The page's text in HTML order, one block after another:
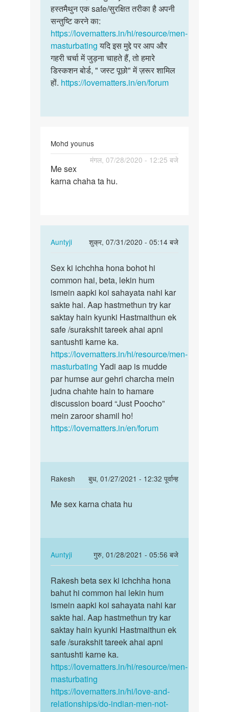
करना
चाहता
हूं
कि…
by
शैलेन्द्र
कुमार
बहुत
ही
common…
हस्तमैथुन एक safe/सुरक्षित तरीका है अपनी
सन्तुष्टि करने का:
https://lovematters.in/hi/resource/men-
masturbatingयदि इस मुद्दे पर आप और
गहरी चर्चा में जुड़ना चाहते हैं, तो हमारे
डिस्कशन बोर्ड, " जस्ट पूछो" में ज़रूर शामिल
हों. https://lovematters.in/en/forum
Mohd younus
मंगल, 07/28/2020 - 12:25 बजे
Me
sex
Me sex
karna chaha ta hu.
Auntyji
शुक्र, 07/31/2020 - 05:14 बजे
In
to
Me
sex
karna
chaha
ta
hu.
by
Mohd
younus
Sex
ki
ichchha
hona
bohot
hi…
Sex ki ichchha hona bohot hi
common hai, beta, lekin hum
ismein aapki koi sahayata nahi kar
sakte hai. Aap hastmethun try kar
saktay hain kyunki Hastmaithun ek
safe /surakshit tareek ahai apni
santushti karne ka.
https://lovematters.in/hi/resource/men-
masturbating Yadi aap is mudde
par humse aur gehri charcha mein
judna chahte hain to hamare
discussion board “Just Poocho”
mein zaroor shamil ho!
https://lovematters.in/en/forum
Rakesh
बुध, 01/27/2021 - 12:32 पूर्वान्ह
reply
to
ichchha
bohot
hi…
by
Auntyji
Me
chata
hu
Me sex karna chata hu
Auntyji
गुरु, 01/28/2021 - 05:56 बजे
In
reply
to
Me
sex
karna
chata
hu
by
Rakesh
Rakesh
beta
sex
ki
ichchha…
Rakesh beta sex ki ichchha hona
bahut hi common hai lekin hum
ismein aapki koi sahayata nahi kar
sakte hai. Aap hastmethun try kar
saktay hain kyunki Hastmaithun ek
safe /surakshit tareek ahai apni
santushti karne ka.
https://lovematters.in/hi/resource/men-
masturbating
https://lovematters.in/hi/love-and-
relationships/do-indian-men-not-